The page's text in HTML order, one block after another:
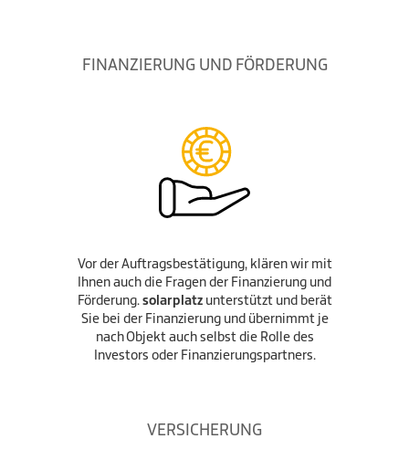
FINANZIERUNG UND FÖRDERUNG
Vor der Auftragsbestätigung, klären wir mit
Ihnen auch die Fragen der Finanzierung und
Förderung.solarplatz unterstützt und berät
Sie bei der Finanzierung und übernimmt je
nach Objekt auch selbst die Rolle des
Investors oder Finanzierungspartners.
VERSICHERUNG